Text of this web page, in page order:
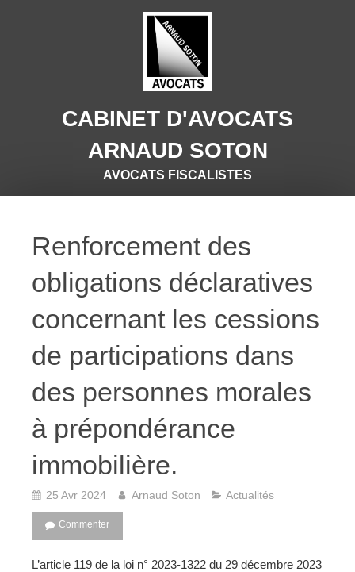
CABINET D'AVOCATS
ARNAUD SOTON
AVOCATS FISCALISTES
Renforcement des
obligations déclaratives
concernant les cessions
de participations dans
des personnes morales
à prépondérance
immobilière.
25 Avr 2024 Arnaud Soton Actualités
Commenter
L’article 119 de la loi n° 2023-1322 du 29 décembre 2023